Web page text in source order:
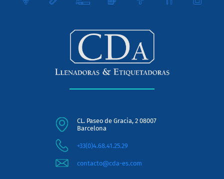
CL. Paseo de Gracia, 2 08007
Barcelona
+33(0)4.68.41.25.29
contacto@cda-es.com